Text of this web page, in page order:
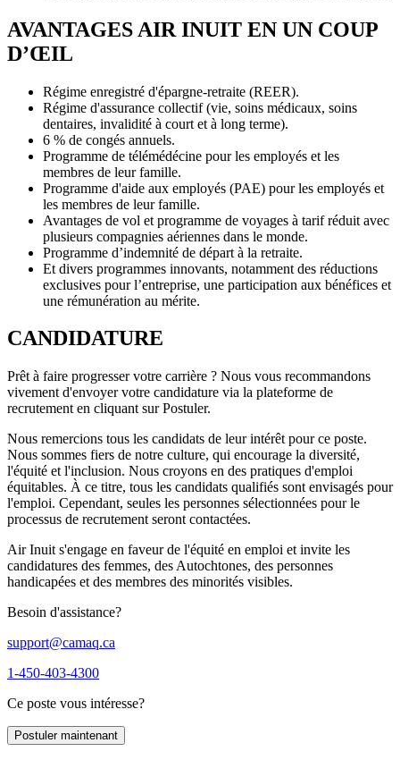
AVANTAGES AIR INUIT EN UN COUP
D’ŒIL
Régime enregistré d'épargne-retraite (REER).
Régime d'assurance collectif (vie, soins médicaux, soins
dentaires, invalidité à court et à long terme).
6 % de congés annuels.
Programme de télémédécine pour les employés et les
membres de leur famille.
Programme d'aide aux employés (PAE) pour les employés et
les membres de leur famille.
Avantages de vol et programme de voyages à tarif réduit avec
plusieurs compagnies aériennes dans le monde.
Programme d’indemnité de départ à la retraite.
Et divers programmes innovants, notamment des réductions
exclusives pour l’entreprise, une participation aux bénéfices et
une rémunération au mérite.
CANDIDATURE
Prêt à faire progresser votre carrière ? Nous vous recommandons
vivement d'envoyer votre candidature via la plateforme de
recrutement en cliquant sur Postuler.
Nous remercions tous les candidats de leur intérêt pour ce poste.
Nous sommes fiers de notre culture, qui encourage la diversité,
l'équité et l'inclusion. Nous croyons en des pratiques d'emploi
équitables. À ce titre, tous les candidats qualifiés sont envisagés pour
l'emploi. Cependant, seules les personnes sélectionnées pour le
processus de recrutement seront contactées.
Air Inuit s'engage en faveur de l'équité en emploi et invite les
candidatures des femmes, des Autochtones, des personnes
handicapées et des membres des minorités visibles.
Besoin d'assistance?
support@camaq.ca
1-450-403-4300
Ce poste vous intéresse?
Postuler maintenant